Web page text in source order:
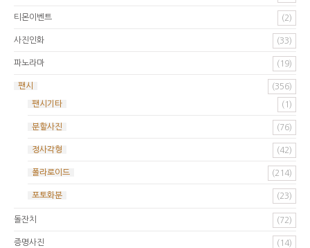
티몬이벤트 (2)
사진인화 (33)
파노라마 (19)
팬시 (356)
팬시기타 (1)
분할사진 (76)
정사각형 (42)
폴라로이드 (214)
포토화분 (23)
돌잔치 (72)
증명사진 (14)